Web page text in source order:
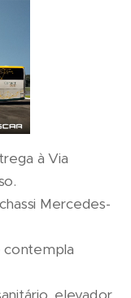
à Via
Mercedes-
contempla